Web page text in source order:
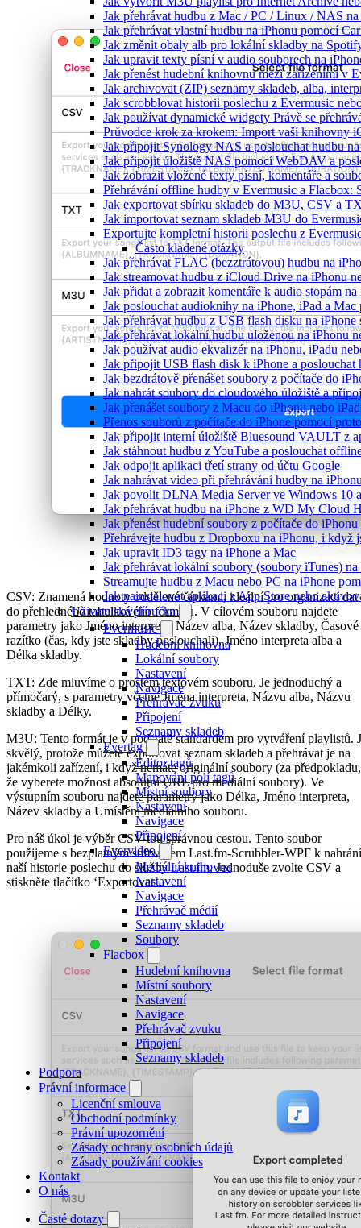
Jak přehrávat hudbu z Mac / PC / Linux / NAS
Jak přehrávat vlastní hudbu na iPhonu pomocí
Jak změnit obaly alb pro lokální skladby na
Jak upravit texty písní v audio souborech na
Jak přenést hudební knihovnu mezi zařízeními v
Jak archivovat (ZIP) seznamy skladeb, alba,
Jak scrobblovat historii poslechu z Evermusic
Jak používat dynamické widgety Právě se
Průvodce krok za krokem: Import vaší knihovny
Jak připojit Synology NAS a poslouchat hudbu
Jak připojit úložiště NAS pomocí WebDAV a
Jak zobrazit vložené texty písní, komentáře a
Přehrávání offline hudby v Evermusic a Flacbox:
Jak exportovat sbírku skladeb do M3U, CSV a
Jak importovat seznam skladeb M3U do
Exportujte kompletní historii poslechu z
Často kladené otázky
Jak přehrávat FLAC (bezztrátovou) hudbu na
Jak streamovat hudbu z iCloud Drive na iPhonu
Jak přidat a zobrazit komentáře k audio stopám
Jak poslouchat audioknihy na iPhone, iPad a
Jak přehrávat hudbu z USB flash disku na
Jak přehrávat lokální hudbu uloženou na iPhonu
Jak používat audio ekvalizér na iPhonu, iPadu
Jak připojit USB flash disk k iPhone a poslouchat
Jak bezdrátově přenášet soubory z počítače do
Jak nahrát soubory do cloudového úložiště a
Jak přenášet soubory z Macu do iPhonu nebo
Přenos souborů z počítače do iPhone pomocí
Jak připojit interní úložiště Bluesound VAULT z
Jak stáhnout hudbu z YouTube a poslouchat
Jak odpojit aplikaci třetí strany od účtu Google
Jak nahrávat video při přehrávání hudby na
Jak povolit DLNA Media Server ve Windows 10
Jak přehrávat hudbu na iPhone z WD My Cloud
Jak přenést hudební soubory z počítače do
Přehrávejte hudbu z Dropboxu na iPhonu, i když
Jak upravit ID3 tagy na iPhone a Mac
Jak přehrávat lokální soubory (soubory iTunes)
Streamujte hudbu z Macu nebo PC na iPhone
Jak nainstalovat aplikaci z App Store nebo
Uživatelská příručka
Evermusic
Hudební knihovna
Lokální soubory
Nastavení
Navigace
Přehrávač zvuku
Připojení
Seznamy skladeb
Evertag
Editor tagů
Mapování polí tagů
Místní soubory
Nastavení
Navigace
Připojení
Evervideo
Mediální knihovna
Nastavení
Navigace
Přehrávač médií
Seznamy skladeb
Soubory
Flacbox
Hudební knihovna
Místní soubory
Nastavení
Navigace
Přehrávač zvuku
Připojení
Seznamy skladeb
Podpora
Právní informace
Licenční smlouva
Obchodní podmínky
Právní upozornění
Zásady ochrany osobních údajů
Zásady používání cookies
Kontakt
O nás
Časté dotazy
CSV: Znamená hodnoty oddělené čárkami, ideální pro organizaci dat
do přehledného tabulkového formátu. V cílovém souboru najdete
parametry jako Jméno interpreta, Název alba, Název skladby, Časové
razítko (čas, kdy jste skladby poslouchali), Jméno interpreta alba a
Délka skladby.
TXT: Zde mluvíme o prostém textovém souboru. Je jednoduchý a
přímočarý, s parametry včetně Jména interpreta, Názvu alba, Názvu
skladby a Délky.
M3U: Tento formát je v podstatě standardem pro vytváření playlistů.
skvělý, protože můžete exportovat seznam skladeb a přehrávat je na
jakémkoli zařízení, i když nemáte originální soubory (za předpokladu,
že vyberete možnost absolutní URL pro mediální soubory). Ve
výstupním souboru najdete parametry jako Délka, Jméno interpreta,
Název skladby a Umístění mediálního souboru.
Pro náš úkol je výběr CSV tou správnou cestou. Tento soubor
použijeme s bezplatným softwarem Last.fm-Scrubbler-WPF k nahrání
naší historie poslechu do službyLast.fm. Jednoduše zvolte CSV a
stiskněte tlačítko ‘Exportovat’.